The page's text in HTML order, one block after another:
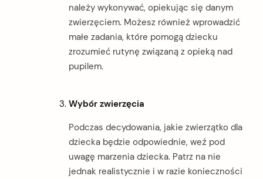
należy wykonywać, opiekując się danym
zwierzęciem. Możesz również wprowadzić
małe zadania, które pomogą dziecku
zrozumieć rutynę związaną z opieką nad
pupilem.
Wybór zwierzęcia
Podczas decydowania, jakie zwierzątko dla
dziecka będzie odpowiednie, weź pod
uwagę marzenia dziecka. Patrz na nie
jednak realistycznie i w razie konieczności